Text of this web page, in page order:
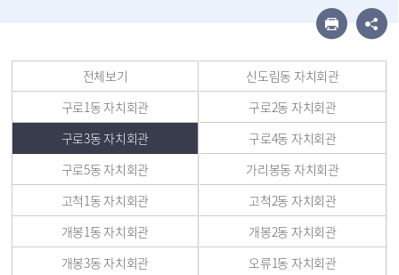
전체보기
신도림동 자치회관
구로1동 자치회관
구로2동 자치회관
구로3동 자치회관
구로4동 자치회관
구로5동 자치회관
가리봉동 자치회관
고척1동 자치회관
고척2동 자치회관
개봉1동 자치회관
개봉2동 자치회관
개봉3동 자치회관
오류1동 자치회관